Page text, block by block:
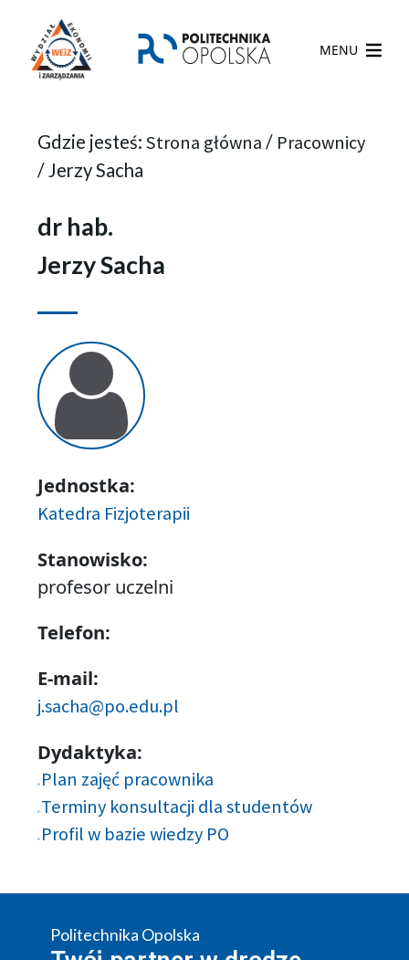
MENU
Gdzie jesteś: Strona główna / Pracownicy
/ Jerzy Sacha
dr hab.
Jerzy Sacha
Jednostka:
Katedra Fizjoterapii
Stanowisko:
profesor uczelni
Telefon:
E-mail:
j.sacha@po.edu.pl
Dydaktyka:
Plan zajęć pracownika
Terminy konsultacji dla studentów
Profil w bazie wiedzy PO
Politechnika Opolska